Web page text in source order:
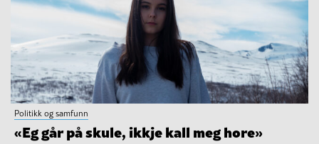
Politikk og samfunn
«Eg går på skule, ikkje kall meg hore»